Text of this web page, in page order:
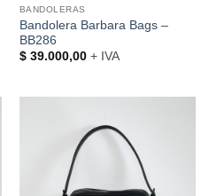
BANDOLERAS
Bandolera Barbara Bags –
BB286
$39.000,00+ IVA